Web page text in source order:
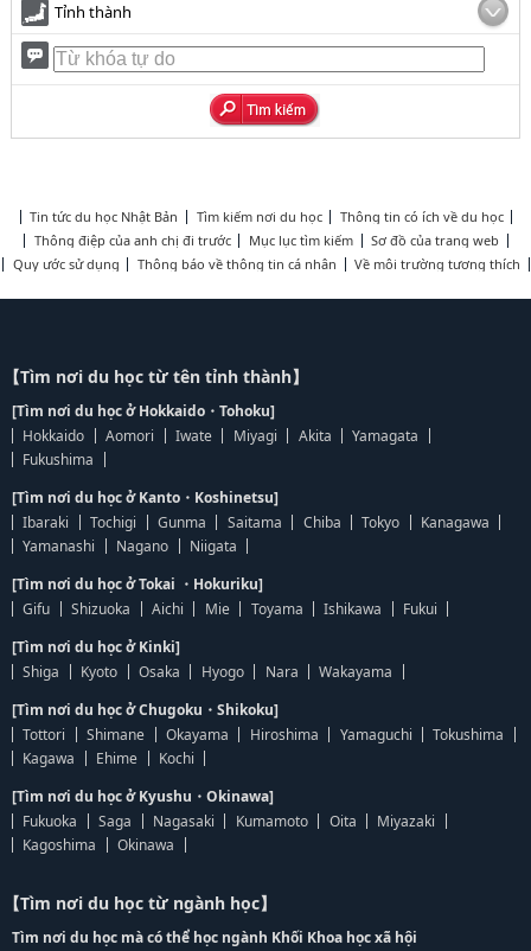
Tỉnh thành
Tin tức du học Nhật Bản Tìm kiếm nơi du học
Thông tin có ích về du học
Thông điệp của anh chị đi trước
Mục lục tìm kiếm
Sơ đồ của trang web
Quy ước sử dụng
Thông báo về thông tin cá nhân Về môi trường tương thích
【Tìm nơi du học từ tên tỉnh thành】
[Tìm nơi du học ở Hokkaido・Tohoku]
Hokkaido
Aomori Iwate Miyagi Akita
Yamagata
Fukushima
[Tìm nơi du học ở Kanto・Koshinetsu]
Ibaraki
Tochigi Gunma Saitama Chiba Tokyo
Kanagawa
Yamanashi
Nagano
Niigata
[Tìm nơi du học ở Tokai ・Hokuriku]
Gifu
Shizuoka Aichi Mie Toyama Ishikawa
Fukui
[Tìm nơi du học ở Kinki]
Shiga
Kyoto Osaka Hyogo Nara
Wakayama
[Tìm nơi du học ở Chugoku・Shikoku]
Tottori
Shimane Okayama Hiroshima Yamaguchi
Tokushima
Kagawa
Ehime
Kochi
[Tìm nơi du học ở Kyushu・Okinawa]
Fukuoka
Saga Nagasaki Kumamoto Oita
Miyazaki
Kagoshima
Okinawa
【Tìm nơi du học từ ngành học】
Tìm nơi du học mà có thể học ngành Khối Khoa học xã hội